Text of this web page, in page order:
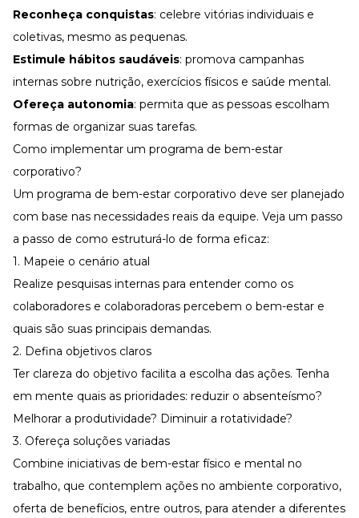
Reconheça conquistas: celebre vitórias individuais e
coletivas, mesmo as pequenas.
Estimule hábitos saudáveis: promova campanhas
internas sobre nutrição, exercícios físicos e saúde mental.
Ofereça autonomia: permita que as pessoas escolham
formas de organizar suas tarefas.
Como implementar um programa de bem-estar
corporativo?
Um programa de bem-estar corporativo deve ser planejado
com base nas necessidades reais da equipe. Veja um passo
a passo de como estruturá-lo de forma eficaz:
1. Mapeie o cenário atual
Realize pesquisas internas para entender como os
colaboradores e colaboradoras percebem o bem-estar e
quais são suas principais demandas.
2. Defina objetivos claros
Ter clareza do objetivo facilita a escolha das ações. Tenha
em mente quais as prioridades: reduzir o absenteísmo?
Melhorar a produtividade? Diminuir a rotatividade?
3. Ofereça soluções variadas
Combine iniciativas de bem-estar físico e mental no
trabalho, que contemplem ações no ambiente corporativo,
oferta de benefícios, entre outros, para atender a diferentes